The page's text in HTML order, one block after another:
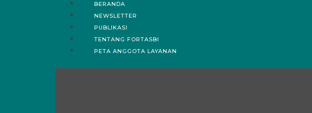
BERANDA
NEWSLETTER
PUBLIKASI
TENTANG FORTASBI
PETA ANGGOTA LAYANAN